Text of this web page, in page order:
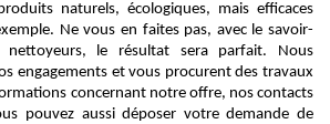
naturels, écologiques, mais efficaces
Ne vous en faites pas, avec le savoir-
le résultat sera parfait. Nous
engagements et vous procurent des travaux
concernant notre offre, nos contacts
pouvez aussi déposer votre demande de